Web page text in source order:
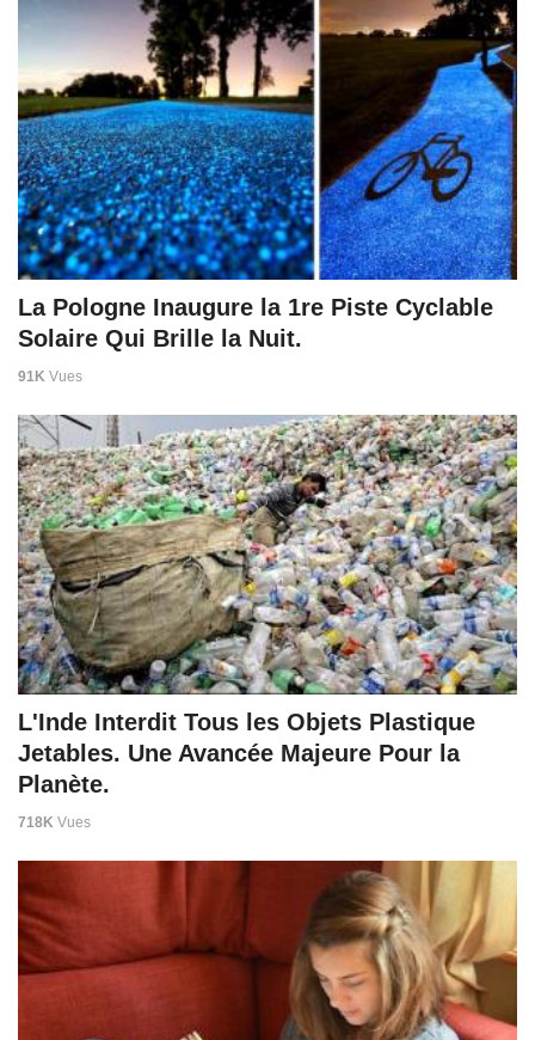
La Pologne Inaugure la 1re Piste Cyclable
Solaire Qui Brille la Nuit.
91K Vues
L'Inde Interdit Tous les Objets Plastique
Jetables. Une Avancée Majeure Pour la
Planète.
718K Vues